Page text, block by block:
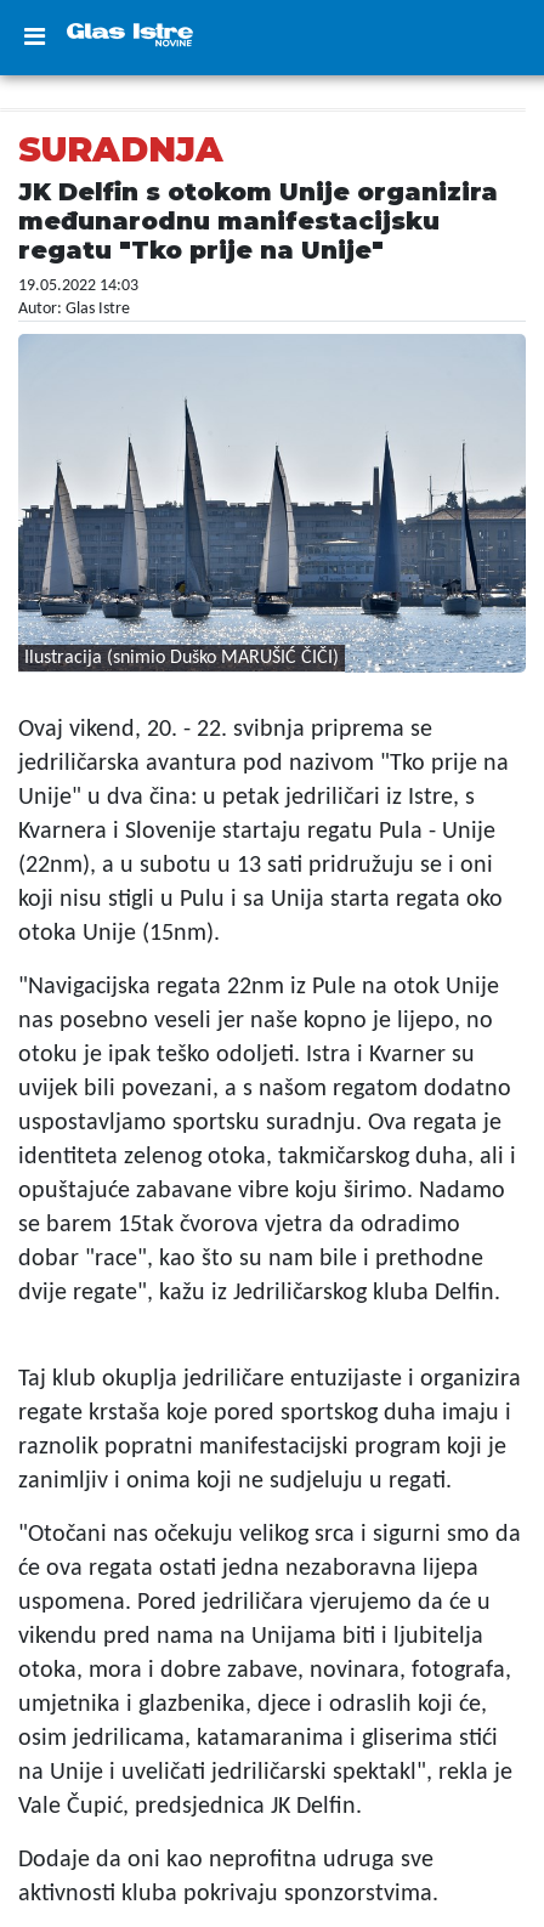
SURADNJA
JK Delfin s otokom Unije organizira
međunarodnu manifestacijsku
regatu "Tko prije na Unije"
19.05.2022 14:03
Autor: Glas Istre
Ilustracija (snimio Duško MARUŠIĆ ČIČI)
Ovaj vikend, 20. - 22. svibnja priprema se
jedriličarska avantura pod nazivom "Tko prije na
Unije" u dva čina: u petak jedriličari iz Istre, s
Kvarnera i Slovenije startaju regatu Pula - Unije
(22nm), a u subotu u 13 sati pridružuju se i oni
koji nisu stigli u Pulu i sa Unija starta regata oko
otoka Unije (15nm).
"Navigacijska regata 22nm iz Pule na otok Unije
nas posebno veseli jer naše kopno je lijepo, no
otoku je ipak teško odoljeti. Istra i Kvarner su
uvijek bili povezani, a s našom regatom dodatno
uspostavljamo sportsku suradnju. Ova regata je
identiteta zelenog otoka, takmičarskog duha, ali i
opuštajuće zabavane vibre koju širimo. Nadamo
se barem 15tak čvorova vjetra da odradimo
dobar "race", kao što su nam bile i prethodne
dvije regate", kažu iz Jedriličarskog kluba Delfin.
Taj klub okuplja jedriličare entuzijaste i organizira
regate krstaša koje pored sportskog duha imaju i
raznolik popratni manifestacijski program koji je
zanimljiv i onima koji ne sudjeluju u regati.
"Otočani nas očekuju velikog srca i sigurni smo da
će ova regata ostati jedna nezaboravna lijepa
uspomena. Pored jedriličara vjerujemo da će u
vikendu pred nama na Unijama biti i ljubitelja
otoka, mora i dobre zabave, novinara, fotografa,
umjetnika i glazbenika, djece i odraslih koji će,
osim jedrilicama, katamaranima i gliserima stići
na Unije i uveličati jedriličarski spektakl", rekla je
Vale Čupić, predsjednica JK Delfin.
Dodaje da oni kao neprofitna udruga sve
aktivnosti kluba pokrivaju sponzorstvima.